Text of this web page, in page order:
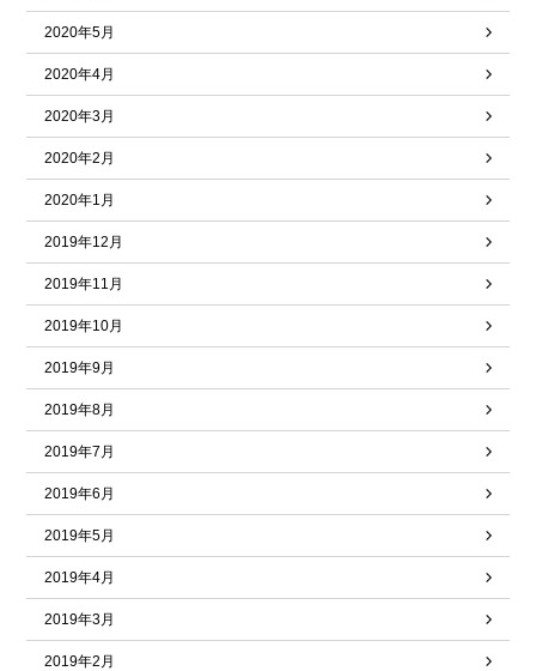
2020年5月
2020年4月
2020年3月
2020年2月
2020年1月
2019年12月
2019年11月
2019年10月
2019年9月
2019年8月
2019年7月
2019年6月
2019年5月
2019年4月
2019年3月
2019年2月